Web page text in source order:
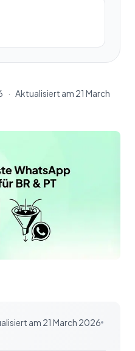
· Aktualisiert am 21 March
am 21 March 2026